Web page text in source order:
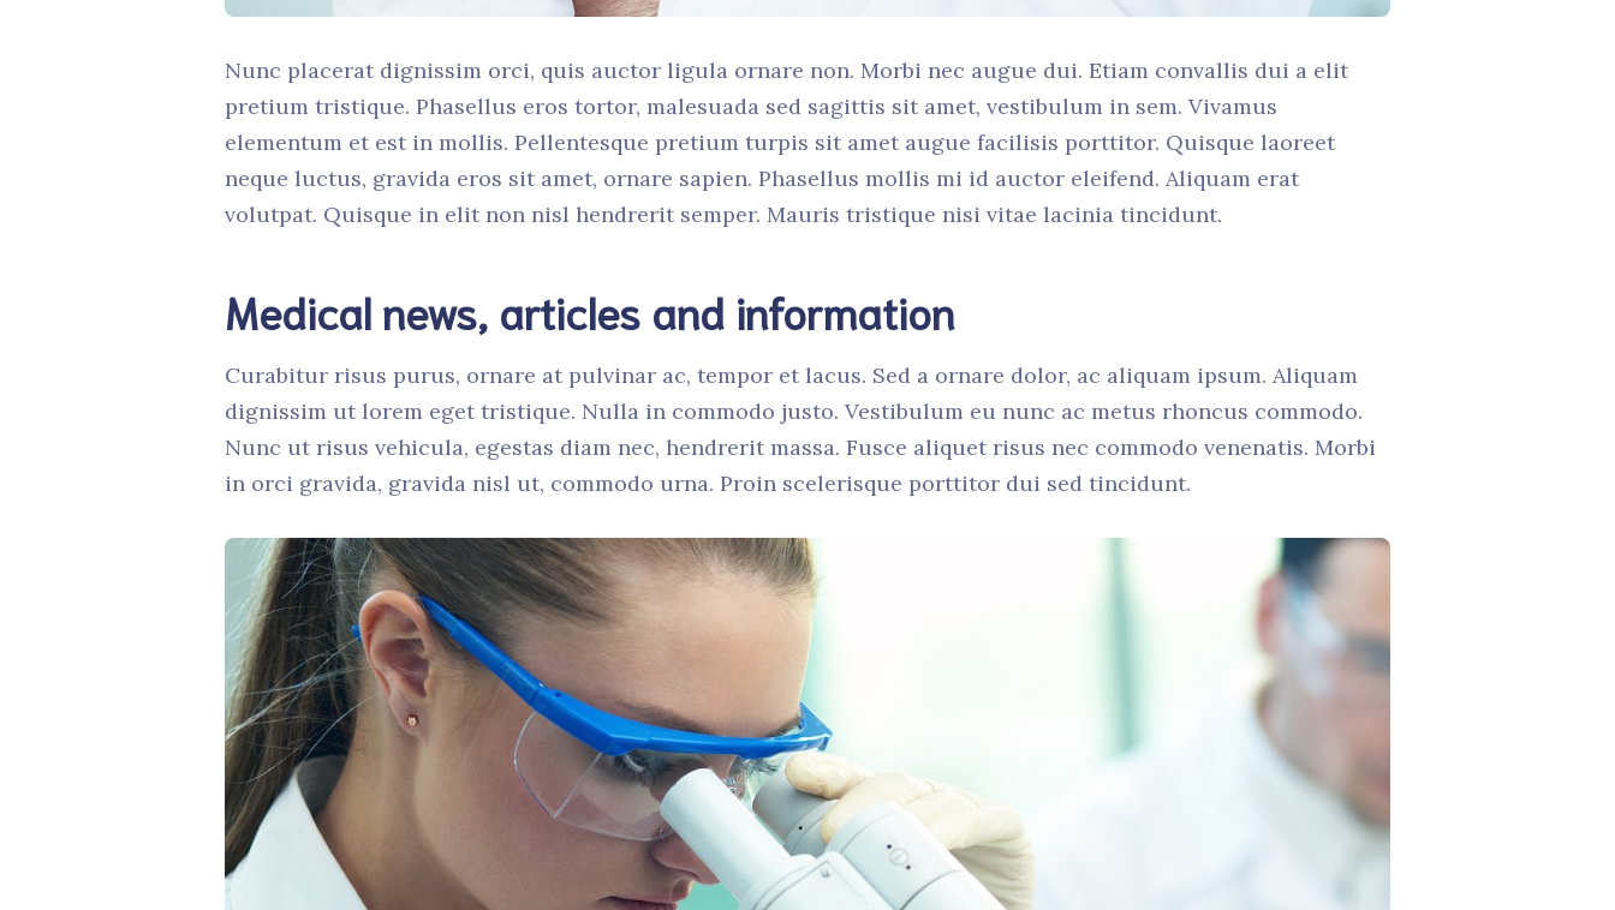
Nunc placerat dignissim orci, quis auctor ligula ornare non. Morbi nec augue dui. Etiam convallis dui a elit
pretium tristique. Phasellus eros tortor, malesuada sed sagittis sit amet, vestibulum in sem. Vivamus
elementum et est in mollis. Pellentesque pretium turpis sit amet augue facilisis porttitor. Quisque laoreet
neque luctus, gravida eros sit amet, ornare sapien. Phasellus mollis mi id auctor eleifend. Aliquam erat
volutpat. Quisque in elit non nisl hendrerit semper. Mauris tristique nisi vitae lacinia tincidunt.
Medical news, articles and information
Curabitur risus purus, ornare at pulvinar ac, tempor et lacus. Sed a ornare dolor, ac aliquam ipsum. Aliquam
dignissim ut lorem eget tristique. Nulla in commodo justo. Vestibulum eu nunc ac metus rhoncus commodo.
Nunc ut risus vehicula, egestas diam nec, hendrerit massa. Fusce aliquet risus nec commodo venenatis. Morbi
in orci gravida, gravida nisl ut, commodo urna. Proin scelerisque porttitor dui sed tincidunt.